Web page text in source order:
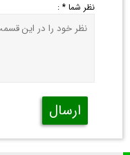
نظر شما * :
ارسال